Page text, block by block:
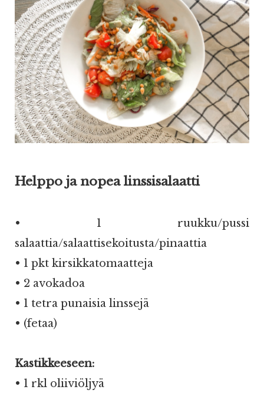
Helppo ja nopea linssisalaatti
• 1 ruukku/pussi
salaattia/salaattisekoitusta/pinaattia
• 1 pkt kirsikkatomaatteja
• 2 avokadoa
• 1 tetra punaisia linssejä
• (fetaa)
Kastikkeeseen:
• 1 rkl oliiviöljyä